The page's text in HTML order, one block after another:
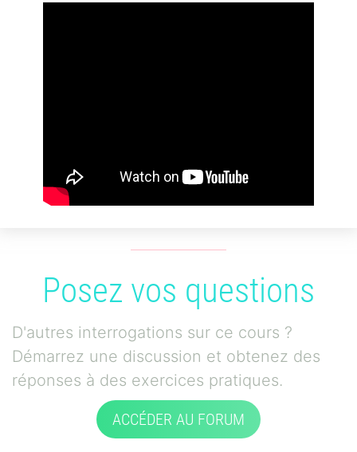
Posez vos questions
D'autres interrogations sur ce cours ?
Démarrez une discussion et obtenez des
réponses à des exercices pratiques.
ACCÉDER AU FORUM